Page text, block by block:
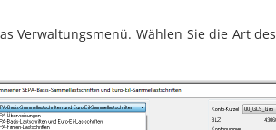
Verwaltungsmenü. Wählen Sie die Art